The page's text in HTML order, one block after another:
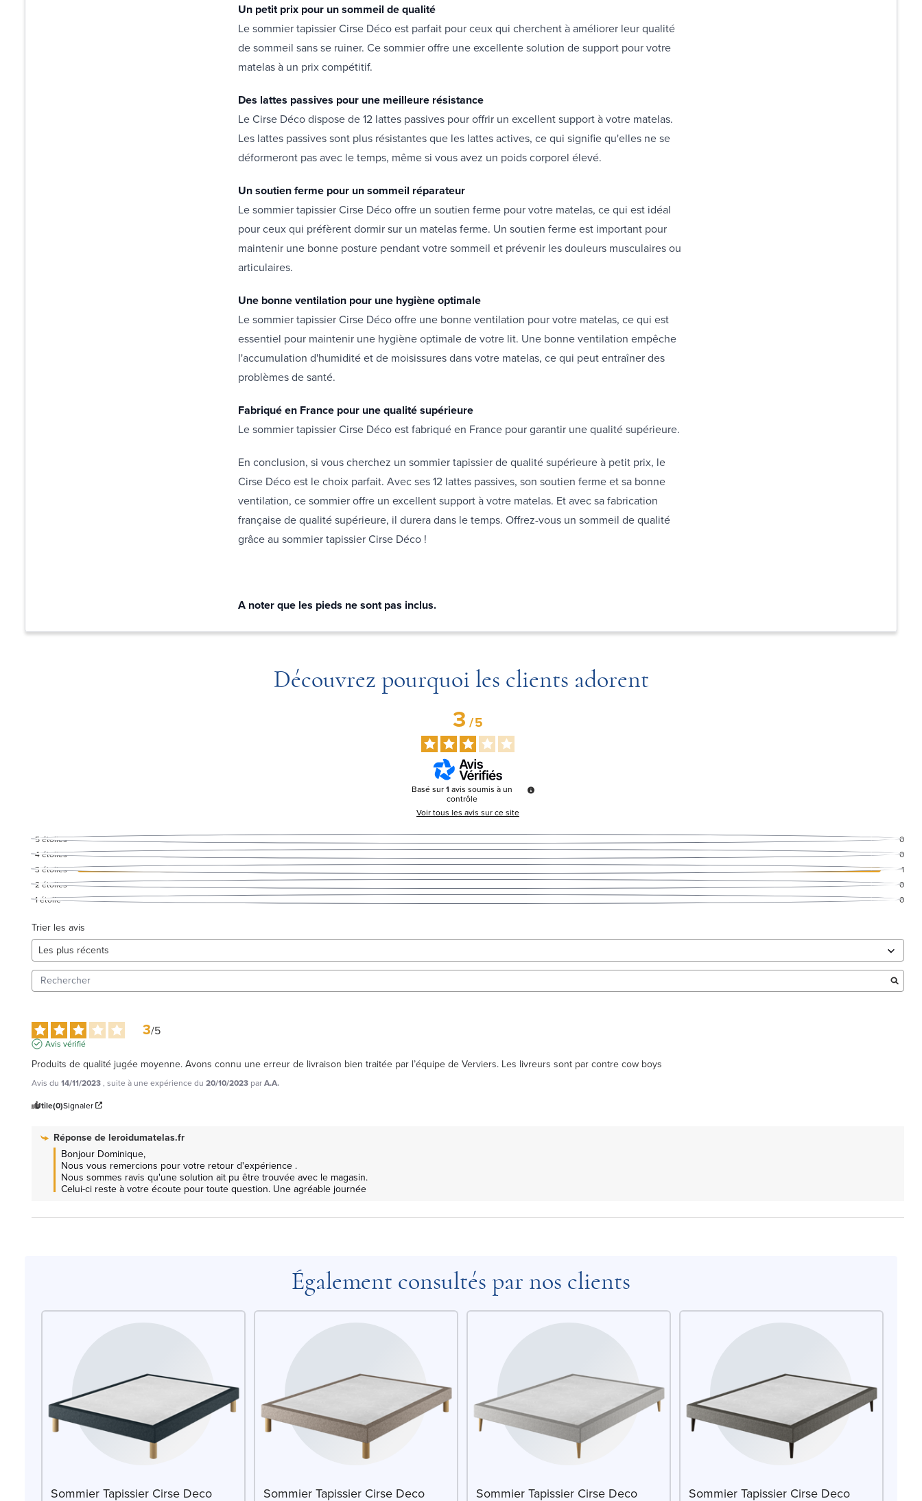
Un petit prix pour un sommeil de qualité
Le sommier tapissier Cirse Déco est parfait pour ceux qui cherchent à améliorer leur qualité
de sommeil sans se ruiner. Ce sommier offre une excellente solution de support pour votre
matelas à un prix compétitif.
Des lattes passives pour une meilleure résistance
Le Cirse Déco dispose de 12 lattes passives pour offrir un excellent support à votre matelas.
Les lattes passives sont plus résistantes que les lattes actives, ce qui signifie qu'elles ne se
déformeront pas avec le temps, même si vous avez un poids corporel élevé.
Un soutien ferme pour un sommeil réparateur
Le sommier tapissier Cirse Déco offre un soutien ferme pour votre matelas, ce qui est idéal
pour ceux qui préfèrent dormir sur un matelas ferme. Un soutien ferme est important pour
maintenir une bonne posture pendant votre sommeil et prévenir les douleurs musculaires ou
articulaires.
Une bonne ventilation pour une hygiène optimale
Le sommier tapissier Cirse Déco offre une bonne ventilation pour votre matelas, ce qui est
essentiel pour maintenir une hygiène optimale de votre lit. Une bonne ventilation empêche
l'accumulation d'humidité et de moisissures dans votre matelas, ce qui peut entraîner des
problèmes de santé.
Fabriqué en France pour une qualité supérieure
Le sommier tapissier Cirse Déco est fabriqué en France pour garantir une qualité supérieure.
En conclusion, si vous cherchez un sommier tapissier de qualité supérieure à petit prix, le
Cirse Déco est le choix parfait. Avec ses 12 lattes passives, son soutien ferme et sa bonne
ventilation, ce sommier offre un excellent support à votre matelas. Et avec sa fabrication
française de qualité supérieure, il durera dans le temps. Offrez-vous un sommeil de qualité
grâce au sommier tapissier Cirse Déco !
A noter que les pieds ne sont pas inclus.
Découvrez pourquoi les clients adorent
3/5
Basé sur1avis soumis à un
contrôle
Voir tous les avis sur ce site
5étoiles
0
4étoiles
0
3 étoiles
1
2étoiles
0
1étoile 0
Trier les avis
3/5
Avis vérifié
Produits de qualité jugée moyenne. Avons connu une erreur de livraison bien traitée par l’équipe de Verviers. Les livreurs sont par contre cow boys
Avis du 14/11/2023, suite à une expérience du 20/10/2023 parA.A.
Utile(0)Signaler
Réponse deleroidumatelas.fr
Bonjour Dominique,
Nous vous remercions pour votre retour d'expérience .
Nous sommes ravis qu'une solution ait pu être trouvée avec le magasin.
Celui-ci reste à votre écoute pour toute question. Une agréable journée
Également consultés par nos clients
Sommier Tapissier Cirse Deco
Sommier Tapissier Cirse Deco
Sommier Tapissier Cirse Deco
Sommier Tapissier Cirse Deco